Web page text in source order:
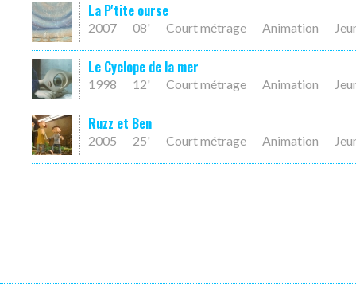
La P'tite ourse
2007 08' Court métrage Animation
Le Cyclope de la mer
1998 12' Court métrage Animation
Ruzz et Ben
2005 25' Court métrage Animation